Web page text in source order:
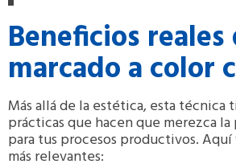
Beneficios reales
marcado a color
Más allá de la estética, esta técnica
prácticas que hacen que merezca
para tus procesos productivos. Aquí
más relevantes: